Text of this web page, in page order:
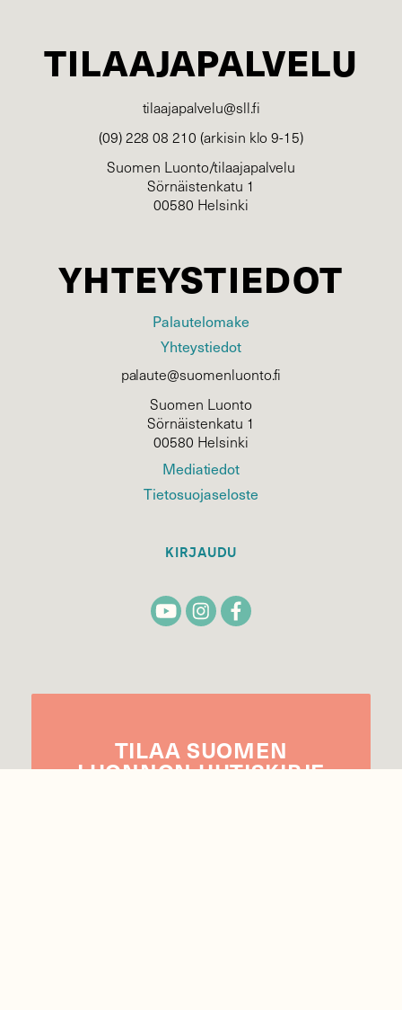
TILAAJAPALVELU
tilaajapalvelu@sll.fi
(09) 228 08 210 (arkisin klo 9-15)
Suomen Luonto/tilaajapalvelu
Sörnäistenkatu 1
00580 Helsinki
YHTEYSTIEDOT
Palautelomake
Yhteystiedot
palaute@suomenluonto.fi
Suomen Luonto
Sörnäistenkatu 1
00580 Helsinki
Mediatiedot
Tietosuojaseloste
KIRJAUDU
TILAA SUOMEN
LUONNONUUTIS­KIRJE